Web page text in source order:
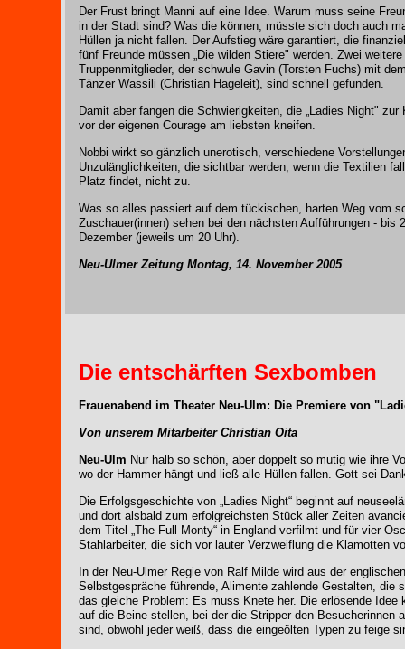
Der Frust bringt Manni auf eine Idee. Warum muss seine
in der Stadt sind? Was die können, müsste sich doch auch
Hüllen ja nicht fallen. Der Aufstieg wäre garantiert, die
fünf Freunde müssen „Die wilden Stiere" werden. Zwei weitere
Truppenmitglieder, der schwule Gavin (Torsten Fuchs) mit
Tänzer Wassili (Christian Hageleit), sind schnell gefunden.
Damit aber fangen die Schwierigkeiten, die „Ladies Night"
vor der eigenen Courage am liebsten kneifen.
Nobbi wirkt so gänzlich unerotisch, verschiedene
Unzulänglichkeiten, die sichtbar werden, wenn die Textilien
Platz findet, nicht zu.
Was so alles passiert auf dem tückischen, harten Weg vom
Zuschauer(innen) sehen bei den nächsten Aufführungen -
Dezember (jeweils um 20 Uhr).
Neu-Ulmer Zeitung Montag, 14. November 2005
Die entschärften Sexbomben
Frauenabend im Theater Neu-Ulm: Die Premiere von
Von unserem Mitarbeiter Christian Oita
Neu-Ulm Nur halb so schön, aber doppelt so mutig wie ihre
wo der Hammer hängt und ließ alle Hüllen fallen. Gott sei
Die Erfolgsgeschichte von „Ladies Night“ beginnt auf
und dort alsbald zum erfolgreichsten Stück aller Zeiten
dem Titel „The Full Monty“ in England verfilmt und für vier
Stahlarbeiter, die sich vor lauter Verzweiflung die Klamotten
In der Neu-Ulmer Regie von Ralf Milde wird aus der
Selbstgespräche führende, Alimente zahlende Gestalten, die
das gleiche Problem: Es muss Knete her. Die erlösende
auf die Beine stellen, bei der die Stripper den
sind, obwohl jeder weiß, dass die eingeölten Typen zu feige